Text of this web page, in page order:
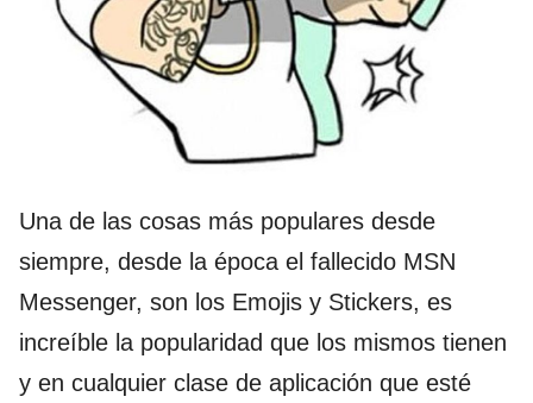
Una de las cosas más populares desde
siempre, desde la época el fallecido MSN
Messenger, son los Emojis y Stickers, es
increíble la popularidad que los mismos tienen
y en cualquier clase de aplicación que esté